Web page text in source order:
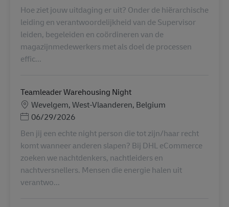
Hoe ziet jouw uitdaging er uit? Onder de hiërarchische
leiding en verantwoordelijkheid van de Supervisor
leiden, begeleiden en coördineren van de
magazijnmedewerkers met als doel de processen
effic...
Teamleader Warehousing Night
Місцезнаходження
Wevelgem, West-Vlaanderen, Belgium
Posted Date
06/29/2026
Ben jij een echte night person die tot zijn/haar recht
komt wanneer anderen slapen? Bij DHL eCommerce
zoeken we nachtdenkers, nachtleiders en
nachtversnellers. Mensen die energie halen uit
verantwo...